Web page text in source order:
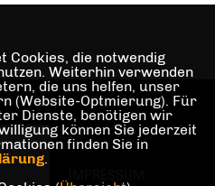
Cookies, die notwendig
Weiterhin verwenden
die uns helfen, unser
(Website-Optmierung). Für
Dienste, benötigen wir
können Sie jederzeit
finden Sie in
.